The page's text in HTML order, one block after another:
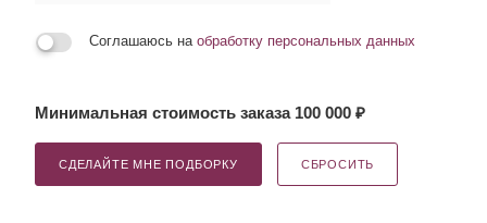
Соглашаюсь на обработку персональных данных
Минимальная стоимость заказа 100 000 ₽
СДЕЛАЙТЕ МНЕ ПОДБОРКУ СБРОСИТЬ